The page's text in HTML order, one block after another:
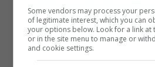
Some vendors may process your
of legitimate interest, which you can
your options below. Look for a link
or in the site menu to manage or
and cookie settings.